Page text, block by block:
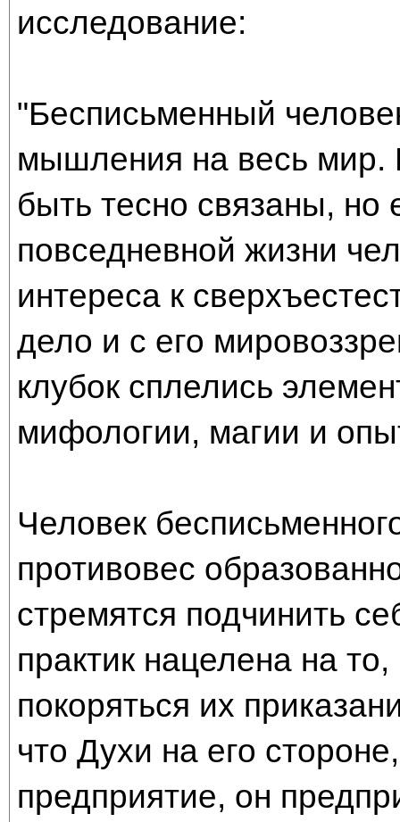
исследование:
"Бесписьменный
мышления на весь мир.
быть тесно связаны, но
повседневной жизни
интереса к
дело и с его
клубок сплелись
мифологии, магии и
Человек
противовес
стремятся подчинить
практик нацелена на
покоряться их
что Духи на его
предприятие, он